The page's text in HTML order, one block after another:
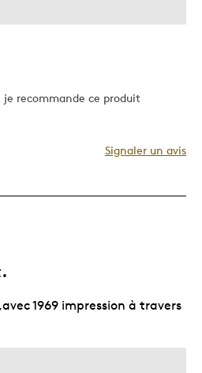
sens
je recommande ce produit
Signaler un avis
1969 impression à travers